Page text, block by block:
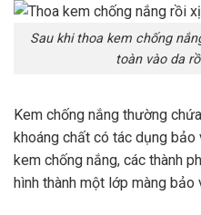
Sau khi thoa kem chống
toàn vào da
Kem chống nắng thường
khoáng chất có tác dụng bảo
kem chống nắng, các thành
hình thành một lớp màng bảo